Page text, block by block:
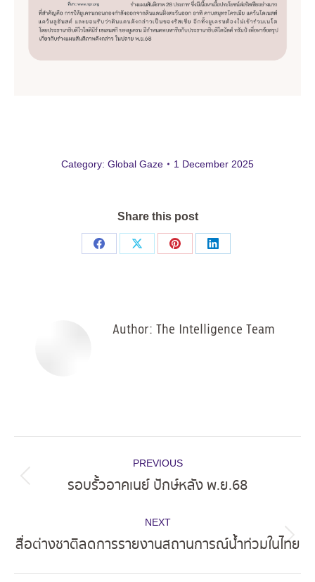
Category: Global Gaze 1 December 2025
Share this post
Share
Share
Share
Share
Author: The Intelligence Team
navigation
PREVIOUS
Previous
รอบรั้วอาคเนย์ ปักษ์หลัง พ.ย.68
NEXT
Next
สื่อต่างชาติลดการรายงานสถานการณ์น้ำท่วมในไทย